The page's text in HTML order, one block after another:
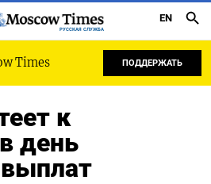
РУССКАЯ СЛУЖБА
EN
Times ПОДДЕРЖАТЬ
к
день